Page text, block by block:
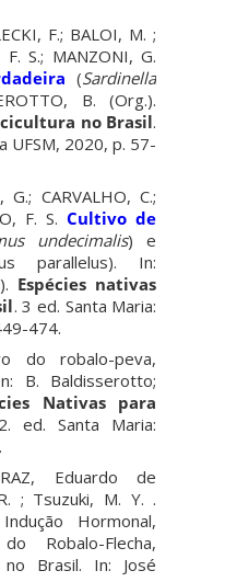
F.; BALOI, M. ;
S.; MANZONI, G.
(Sardinella
B. (Org.).
no Brasil.
UFSM, 2020, p. 57-
G.; CARVALHO, C.;
F. S.Cultivo de
undecimalis) e
parallelus). In:
Espécies nativas
. 3 ed. Santa Maria:
474.
do robalo-peva,
B. Baldisserotto;
Nativas para
ed. Santa Maria:
Eduardo de
; Tsuzuki, M. Y. .
Hormonal,
Robalo-Flecha,
no Brasil. In: José